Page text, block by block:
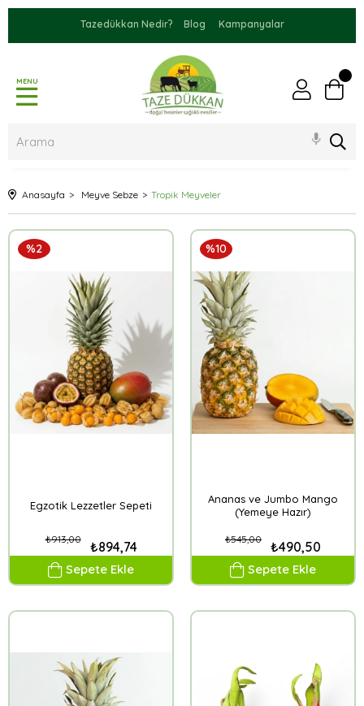
Tazedükkan Nedir? Blog Kampanyalar
MENU
Anasayfa Meyve Sebze Tropik Meyveler
Egzotik Lezzetler Sepeti
₺894,74
₺913,00
Sepete Ekle
%2
Ananas ve Jumbo Mango
(Yemeye Hazır)
₺490,50
₺545,00
Sepete Ekle
%10